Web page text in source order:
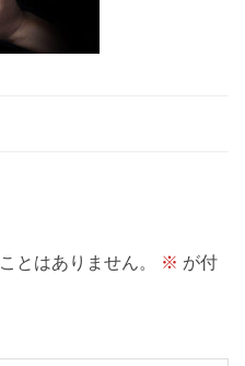
とはありません。 ※ が付